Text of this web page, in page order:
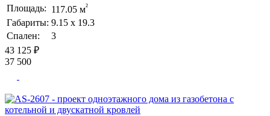
Площадь: 117.05 м²
Габариты: 9.15 х 19.3
Спален:
3
43 125 ₽
37 500